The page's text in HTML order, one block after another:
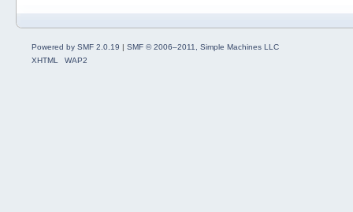
Powered by SMF 2.0.19 | SMF © 2006–2011, Simple Machines LLC
XHTML
WAP2